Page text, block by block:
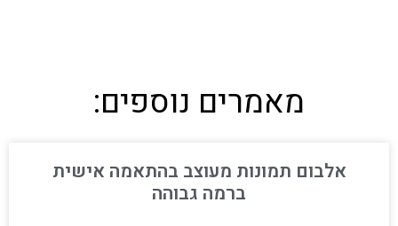
מאמרים נוספים:
אלבום תמונות מעוצב בהתאמה אישית
ברמה גבוהה